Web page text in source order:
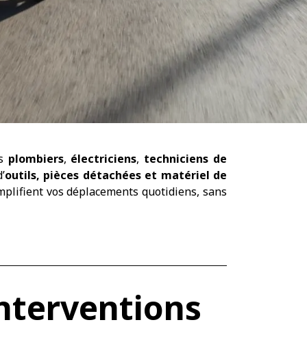
plombiers, électriciens, techniciens de
outils, pièces détachées et matériel de
vos déplacements quotidiens, sans